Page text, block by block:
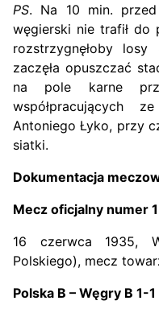
PS. Na 10 min. przed
węgierski nie trafił do
rozstrzygnęłoby
zaczęła opuszczać
na pole karne
współpracujących
Antoniego Łyko, przy
siatki.
Dokumentacja
Mecz oficjalny numer 1
16 czerwca 1935,
Polskiego), mecz
Polska B – Węgry B 1-